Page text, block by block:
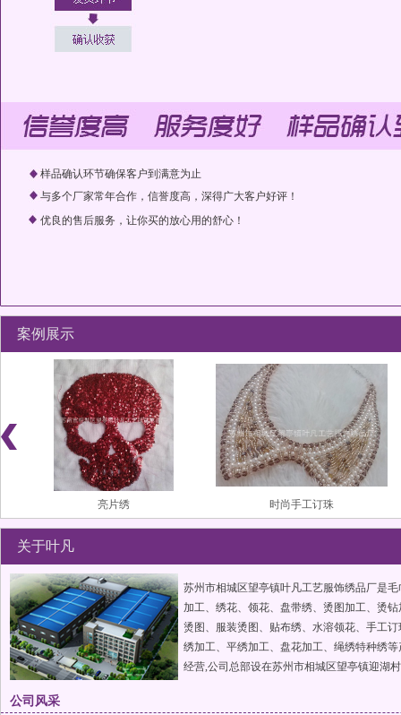
样品确认环节确保客户到满意为止
与多个厂家常年合作，信誉度高，深得广大客户好评！
优良的售后服务，让你买的放心用的舒心！
案例展示
亮片绣 时尚手工订珠
特种绣花盘带绣 特种珠片绣
关于叶凡
苏州市相城区望亭镇叶凡工艺服饰绣品厂是
加工、绣花、领花、盘带绣、烫图加工、烫
烫图、服装烫图、贴布绣、水溶领花、手工
绣加工、平绣加工、盘花加工、绳绣特种绣
经营,公司总部设在苏州市相城区望亭镇迎湖
公司风采